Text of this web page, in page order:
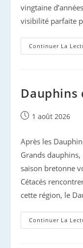
vingtaine
visibilité parfaite
Continuer La
Dauphins
Publication
1 août 2026
Après les
Grands
saison bretonne
Cétacés
cette région, le
Continuer La